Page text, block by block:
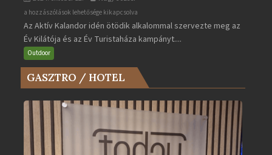
Az
Év
Kilátója
és
az
Év
bejegyzéshez
a hozzászólások lehetősége kikapcsolva
Az Aktív Kalandor idén ötödik alkalommal szervezte meg az
Év Kilátója és az Év Turistaháza kampányt....
Outdoor
GASZTRO / HOTEL